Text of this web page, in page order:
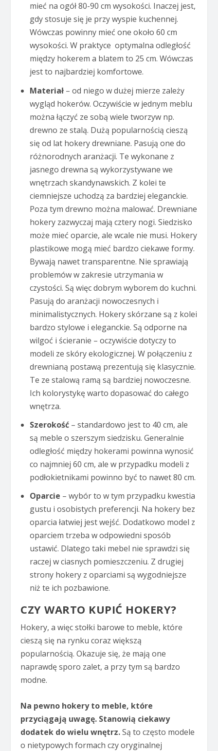
mieć na ogół 80-90 cm wysokości. Inaczej jest,
gdy stosuje się je przy wyspie kuchennej.
Wówczas powinny mieć one około 60 cm
wysokości. W praktyce optymalna odległość
między hokerem a blatem to 25 cm. Wówczas
jest to najbardziej komfortowe.
Materiał– od niego w dużej mierze zależy
wygląd hokerów. Oczywiście w jednym meblu
można łączyć ze sobą wiele tworzyw np.
drewno ze stalą. Dużą popularnością cieszą
się od lat hokery drewniane. Pasują one do
różnorodnych aranżacji. Te wykonane z
jasnego drewna są wykorzystywane we
wnętrzach skandynawskich. Z kolei te
ciemniejsze uchodzą za bardziej eleganckie.
Poza tym drewno można malować. Drewniane
hokery zazwyczaj mają cztery nogi. Siedzisko
może mieć oparcie, ale wcale nie musi. Hokery
plastikowe mogą mieć bardzo ciekawe formy.
Bywają nawet transparentne. Nie sprawiają
problemów w zakresie utrzymania w
czystości. Są więc dobrym wyborem do kuchni.
Pasują do aranżacji nowoczesnych i
minimalistycznych. Hokery skórzane są z kolei
bardzo stylowe i eleganckie. Są odporne na
wilgoć i ścieranie – oczywiście dotyczy to
modeli ze skóry ekologicznej. W połączeniu z
drewnianą postawą prezentują się klasycznie.
Te ze stalową ramą są bardziej nowoczesne.
Ich kolorystykę warto dopasować do całego
wnętrza.
Szerokość– standardowo jest to 40 cm, ale
są meble o szerszym siedzisku. Generalnie
odległość między hokerami powinna wynosić
co najmniej 60 cm, ale w przypadku modeli z
podłokietnikami powinno być to nawet 80 cm.
Oparcie – wybór to w tym przypadku kwestia
gustu i osobistych preferencji. Na hokery bez
oparcia łatwiej jest wejść. Dodatkowo model z
oparciem trzeba w odpowiedni sposób
ustawić. Dlatego taki mebel nie sprawdzi się
raczej w ciasnych pomieszczeniu. Z drugiej
strony hokery z oparciami są wygodniejsze
niż te ich pozbawione.
CZY WARTO KUPIĆ HOKERY?
Hokery, a więc stołki barowe to meble, które
cieszą się na rynku coraz większą
popularnością. Okazuje się, że mają one
naprawdę sporo zalet, a przy tym są bardzo
modne.
Na pewno hokery to meble, które
przyciągają uwagę. Stanowią ciekawy
dodatek do wielu wnętrz.Są to często modele
o nietypowych formach czy oryginalnej